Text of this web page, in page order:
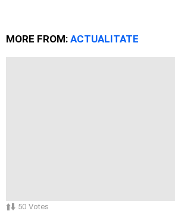
MORE FROM: ACTUALITATE
50 Votes